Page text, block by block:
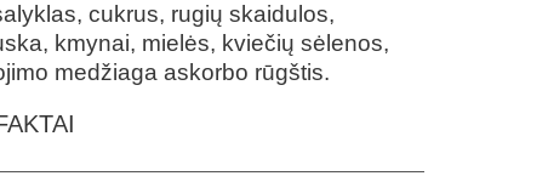
cukrus, rugių skaidulos,
kmynai, mielės, kviečių sėlenos,
medžiaga askorbo rūgštis.